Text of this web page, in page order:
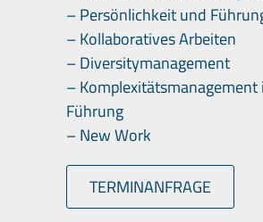
– Persönlichkeit und
– Kollaboratives Arbeiten
– Diversitymanagement
– Komplexitätsmanagement
Führung
– New Work
TERMINANFRAGE